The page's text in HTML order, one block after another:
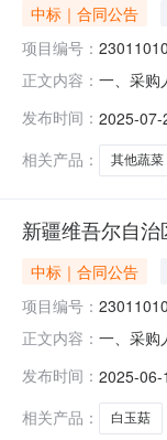
中标｜合同公告
项目编号：
正文内容： 一、采购
他蔬菜详
发布时间： 2025-07-
相关产品：
其他蔬菜
新疆维吾尔自
中标｜合同公告
项目编号：
正文内容： 一、采购
他畜牧业
发布时间： 2025-
相关产品：
白玉菇